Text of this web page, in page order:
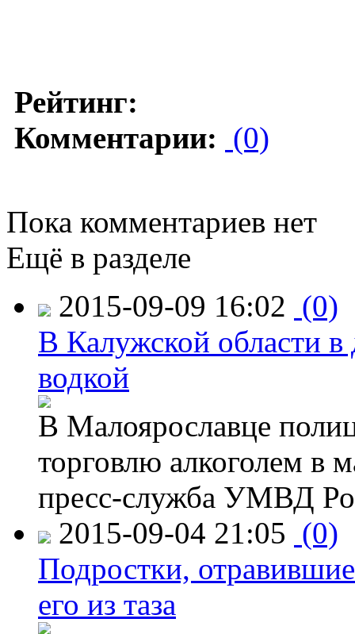
Рейтинг:
Комментарии: (0)
Пока комментариев нет
Ещё в разделе
2015-09-09 16:02 (0)
В Калужской области в
водкой
В Малоярославце
торговлю алкоголем в
пресс-служба УМВД
2015-09-04 21:05 (0)
Подростки,
его из таза